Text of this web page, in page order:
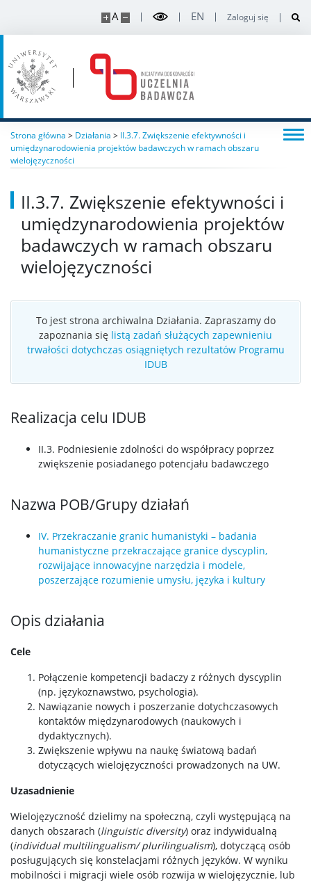
A EN Zaloguj się
Strona główna > Działania > II.3.7. Zwiększenie efektywności i
umiędzynarodowienia projektów badawczych w ramach obszaru
wielojęzyczności
II.3.7. Zwiększenie efektywności i
umiędzynarodowienia projektów
badawczych w ramach obszaru
wielojęzyczności
To jest strona archiwalna Działania. Zapraszamy do
zapoznania się listą zadań służących zapewnieniu
trwałości dotychczas osiągniętych rezultatów Programu
IDUB
Realizacja celu IDUB
II.3. Podniesienie zdolności do współpracy poprzez
zwiększenie posiadanego potencjału badawczego
Nazwa POB/Grupy działań
IV. Przekraczanie granic humanistyki – badania
humanistyczne przekraczające granice dyscyplin,
rozwijające innowacyjne narzędzia i modele,
poszerzające rozumienie umysłu, języka i kultury
Opis działania
Cele
Połączenie kompetencji badaczy z różnych dyscyplin
(np. językoznawstwo, psychologia).
Nawiązanie nowych i poszerzanie dotychczasowych
kontaktów międzynarodowych (naukowych i
dydaktycznych).
Zwiększenie wpływu na naukę światową badań
dotyczących wielojęzyczności prowadzonych na UW.
Uzasadnienie
Wielojęzyczność dzielimy na społeczną, czyli występującą na
danych obszarach (linguistic diversity) oraz indywidualną
(individual multilingualism/ plurilingualism), dotyczącą osób
posługujących się konstelacjami różnych języków. W wyniku
mobilności i migracji wiele osób rozwija w wielojęzycznie, lub